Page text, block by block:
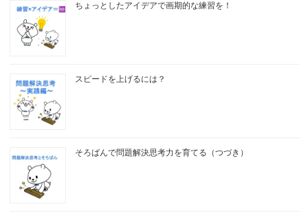
ちょっとしたアイデアで画期的な練習を！
スピードを上げるには？
そろばんで問題解決思考力を育てる（つづき）